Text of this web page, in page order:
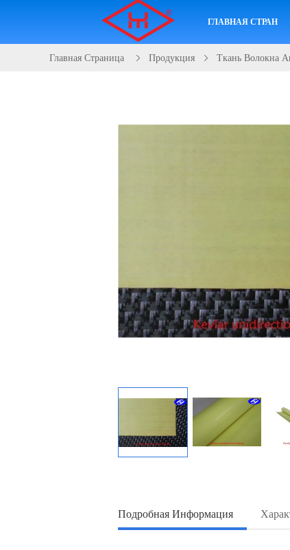
ГЛАВНАЯ
Главная Страница Продукция Ткань Волокна
Подробная Информация